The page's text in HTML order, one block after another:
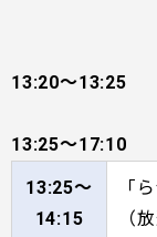
13:20～13:25
13:25～17:10
13:25～
14:15
「
（